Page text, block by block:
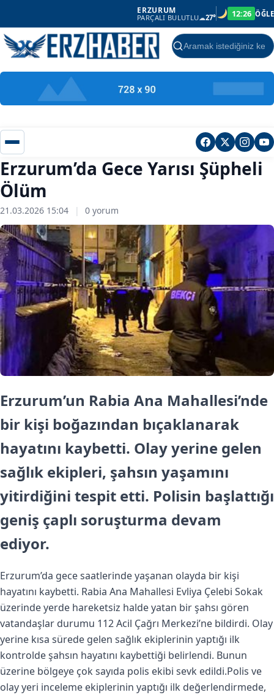
ERZURUM
PARÇALI BULUTLU☁27° 12:26 ÖĞLE
Ara
Erzurum’da Gece Yarısı Şüpheli
Ölüm
21.03.2026 15:04 | 0 yorum
Erzurum’un Rabia Ana Mahallesi’nde
bir kişi boğazından bıçaklanarak
hayatını kaybetti. Olay yerine gelen
sağlık ekipleri, şahsın yaşamını
yitirdiğini tespit etti. Polisin başlattığı
geniş çaplı soruşturma devam
ediyor.
Erzurum’da gece saatlerinde yaşanan olayda bir kişi
hayatını kaybetti. Rabia Ana Mahallesi Evliya Çelebi Sokak
üzerinde yerde hareketsiz halde yatan bir şahsı gören
vatandaşlar durumu 112 Acil Çağrı Merkezi’ne bildirdi. Olay
yerine kısa sürede gelen sağlık ekiplerinin yaptığı ilk
kontrolde şahsın hayatını kaybettiği belirlendi. Bunun
üzerine bölgeye çok sayıda polis ekibi sevk edildi.Polis ve
olay yeri inceleme ekiplerinin yaptığı ilk değerlendirmede,